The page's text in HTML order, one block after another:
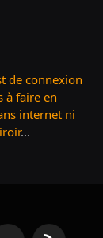
de connexion
à faire en
internet ni
...